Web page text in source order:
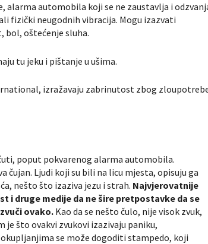
automobila koji se ne zaustavlja i
fizički neugodnih vibracija. Mogu izazvati
bol, oštećenje sluha.
tu jeku i pištanje u ušima.
izražavaju zabrinutost zbog
poput pokvarenog alarma automobila.
čujan. Ljudi koji su bili na licu mjesta, opisuju ga
nešto što izaziva jezu i strah. Najvjerovatnije
i druge medije da ne šire pretpostavke da se
ovako. Kao da se nešto čulo, nije visok zvuk,
je što ovakvi zvukovi izazivaju paniku,
se može dogoditi stampedo, koji